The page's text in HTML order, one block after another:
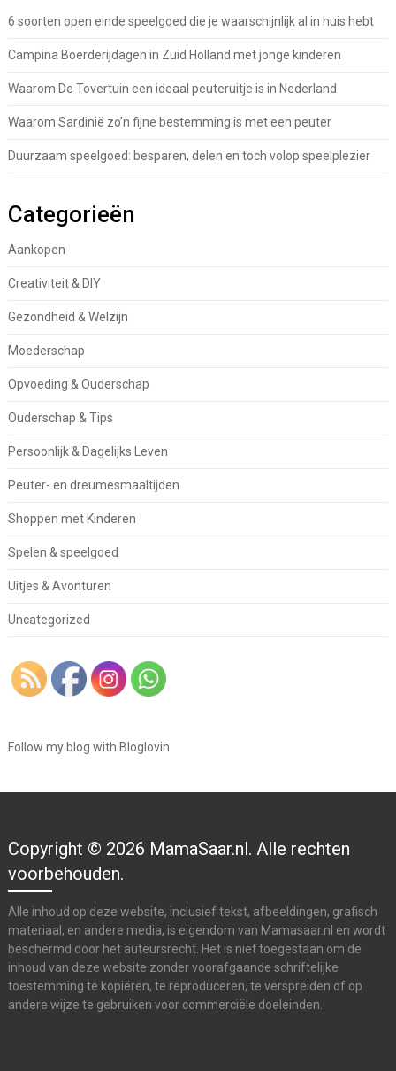
6 soorten open einde speelgoed die je waarschijnlijk al in huis hebt
Campina Boerderijdagen in Zuid Holland met jonge kinderen
Waarom De Tovertuin een ideaal peuteruitje is in Nederland
Waarom Sardinië zo’n fijne bestemming is met een peuter
Duurzaam speelgoed: besparen, delen en toch volop speelplezier
Categorieën
Aankopen
Creativiteit & DIY
Gezondheid & Welzijn
Moederschap
Opvoeding & Ouderschap
Ouderschap & Tips
Persoonlijk & Dagelijks Leven
Peuter- en dreumesmaaltijden
Shoppen met Kinderen
Spelen & speelgoed
Uitjes & Avonturen
Uncategorized
Follow my blog with Bloglovin
Copyright © 2026 MamaSaar.nl. Alle rechten
voorbehouden.
Alle inhoud op deze website, inclusief tekst, afbeeldingen, grafisch
materiaal, en andere media, is eigendom van Mamasaar.nl en wordt
beschermd door het auteursrecht. Het is niet toegestaan om de
inhoud van deze website zonder voorafgaande schriftelijke
toestemming te kopiëren, te reproduceren, te verspreiden of op
andere wijze te gebruiken voor commerciële doeleinden.